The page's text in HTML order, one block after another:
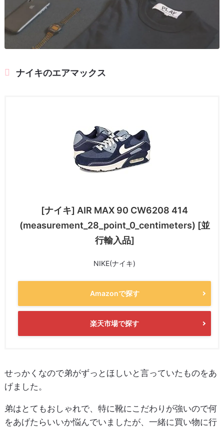
ナイキのエアマックス
[ナイキ] AIR MAX 90 CW6208 414
(measurement_28_point_0_centimeters) [並
行輸入品]
NIKE(ナイキ)
Amazonで探す
楽天市場で探す
せっかくなので弟がずっとほしいと言っていたものをあ
げました。
弟はとてもおしゃれで、特に靴にこだわりが強いので何
をあげたらいいか悩んでいましたが、一緒に買い物に行